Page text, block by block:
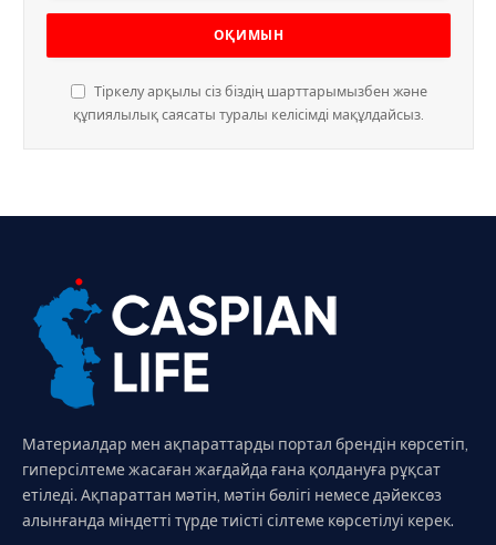
Тіркелу арқылы сіз біздің шарттарымызбен және
құпиялылық саясаты туралы келісімді мақұлдайсыз.
Материалдар мен ақпараттарды портал брендін көрсетіп,
гиперсілтеме жасаған жағдайда ғана қолдануға рұқсат
етіледі. Ақпараттан мәтін, мәтін бөлігі немесе дәйексөз
алынғанда міндетті түрде тиісті сілтеме көрсетілуі керек.